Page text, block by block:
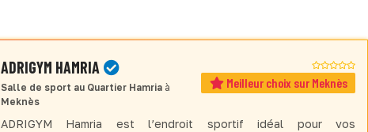
ADRIGYM HAMRIA
Salle de sport au Quartier Hamria à
Meknès
Meilleur choix sur Meknès
ADRIGYM Hamria est l’endroit sportif idéal pour vos